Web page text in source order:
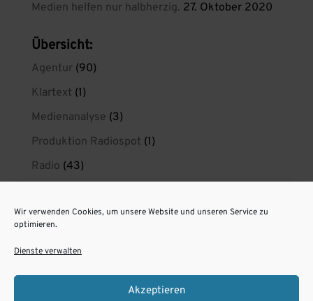
Wir verwenden Cookies, um unsere Website und unseren Service zu
optimieren.
Dienste verwalten
Akzeptieren
Medien helfen nur halbherzig. 27. Oktober 2020
Übersicht:
Agentur(90)
Klartext (1)
Medienanalyse (3)
Produktion Radiospot (1)
Radio (43)
radiokreaktiv privat(1)